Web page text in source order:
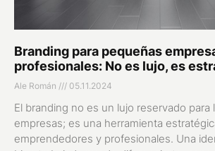
Branding para pequeñas
profesionales: No es lujo, es
Ale Román 05.11.2024
El branding no es un lujo reservado para
empresas; es una herramienta
emprendedores y profesionales. Una